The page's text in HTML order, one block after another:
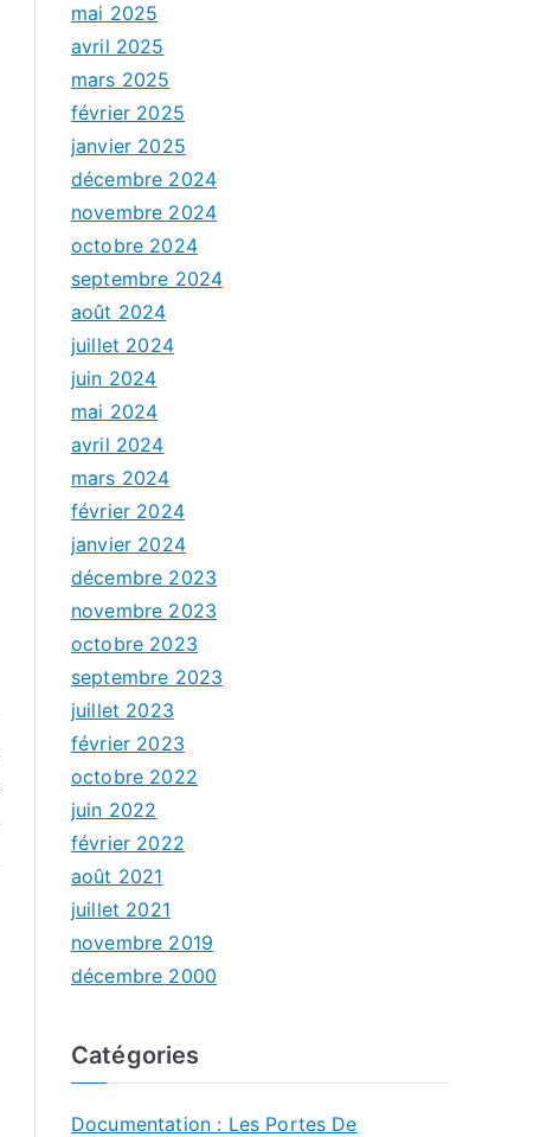
mai 2025
avril 2025
mars 2025
février 2025
janvier 2025
décembre 2024
novembre 2024
octobre 2024
septembre 2024
août 2024
juillet 2024
juin 2024
mai 2024
avril 2024
mars 2024
février 2024
janvier 2024
décembre 2023
novembre 2023
octobre 2023
septembre 2023
juillet 2023
février 2023
octobre 2022
juin 2022
février 2022
août 2021
juillet 2021
novembre 2019
décembre 2000
Catégories
Documentation : Les Portes De